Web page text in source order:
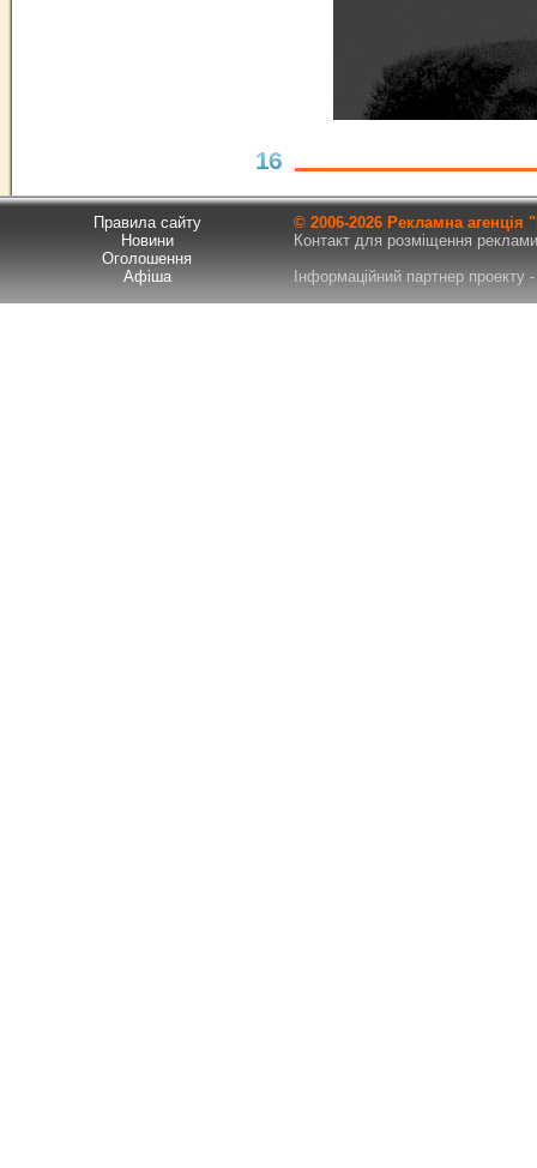
16
Правила сайту
Новини
Оголошення
Афіша
© 2006-2026 Рекламна
Контакт для розміщення
Інформаційний партнер проекту